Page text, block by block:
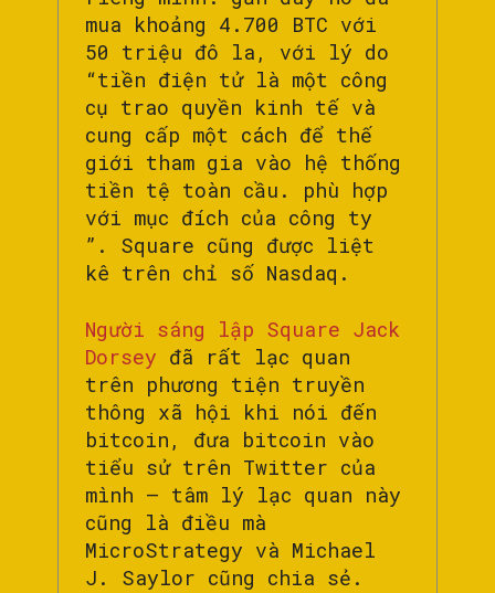
mua khoảng 4.700 BTC với
50 triệu đô la, với lý do
“tiền điện tử là một công
cụ trao quyền kinh tế và
cung cấp một cách để thế
giới tham gia vào hệ thống
tiền tệ toàn cầu. phù hợp
với mục đích của công ty
”. Square cũng được liệt
kê trên chỉ số Nasdaq.
Người sáng lập Square Jack
Dorsey đã rất lạc quan
trên phương tiện truyền
thông xã hội khi nói đến
bitcoin, đưa bitcoin vào
tiểu sử trên Twitter của
mình – tâm lý lạc quan này
cũng là điều mà
MicroStrategy và Michael
J. Saylor cũng chia sẻ.